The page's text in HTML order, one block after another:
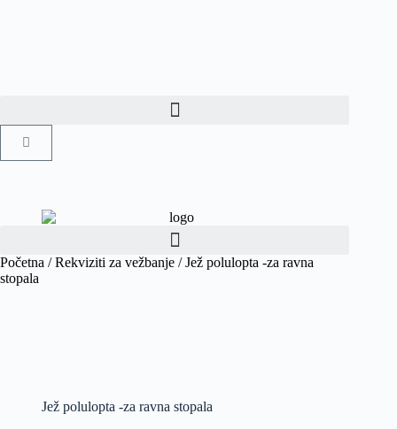
Početna /Rekviziti za vežbanje / Jež polulopta -za ravna
stopala
Jež polulopta -za ravna stopala